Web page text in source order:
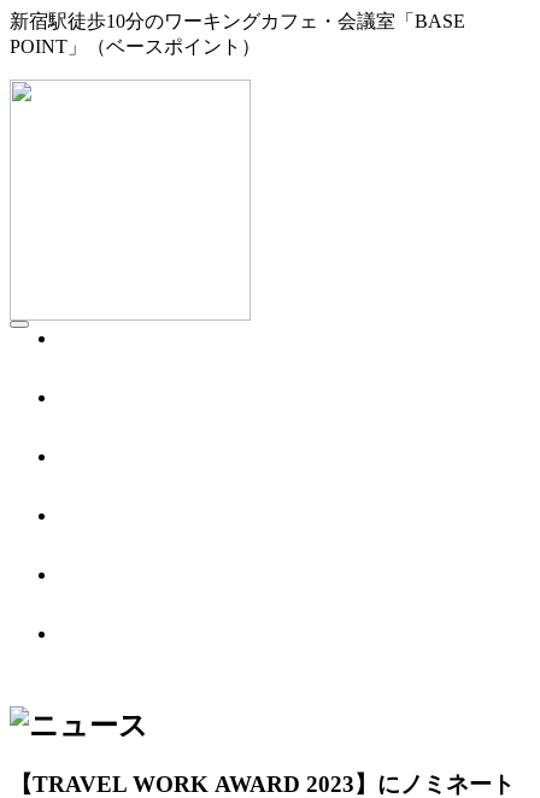
新宿駅徒歩10分のワーキングカフェ・会議室「BASE
POINT」（ベースポイント）
【TRAVEL WORK AWARD 2023】にノミネート